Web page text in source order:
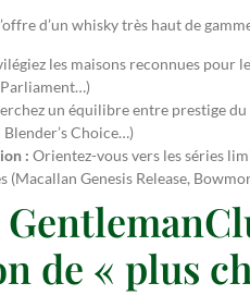
d’un whisky très haut de
les maisons reconnues pour
un équilibre entre prestige du
Choice…)
: Orientez-vous vers les séries
(Macallan Genesis Release,
de « plus